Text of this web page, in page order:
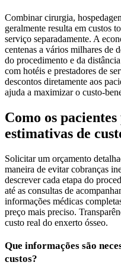
Combinar cirurgia,
geralmente resulta em custos
serviço separadamente. A
centenas a vários milhares de
do procedimento e da
com hotéis e prestadores de
descontos diretamente aos
ajuda a maximizar o custo-
Como os
estimativas de
Solicitar um orçamento
maneira de evitar cobranças
descrever cada etapa do
até as consultas de
informações médicas
preço mais preciso.
custo real do enxerto ósseo.
Que informações são
custos?